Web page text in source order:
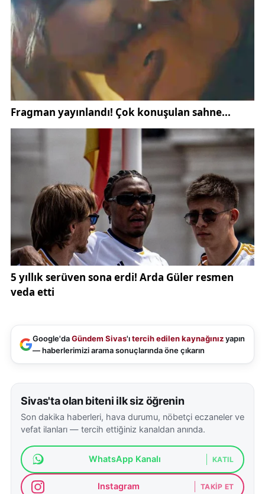
Google'daGündem Sivas'ıtercih edilen kaynağınızyapın
— haberlerimizi arama sonuçlarında öne çıkarın
Sivas'ta olan biteni ilk siz öğrenin
Son dakika haberleri, hava durumu, nöbetçi eczaneler ve
vefat ilanları — tercih ettiğiniz kanaldan anında.
WhatsApp Kanalı KATIL
Instagram TAKIP ET